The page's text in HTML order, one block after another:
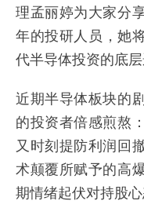
理孟丽婷为大家分
年的投研人员，她
代半导体投资的底层
近期半导体板块的
的投资者倍感煎熬
又时刻提防利润回
术颠覆所赋予的高
期情绪起伏对持股心